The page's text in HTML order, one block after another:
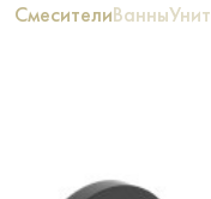
СмесителиВанны